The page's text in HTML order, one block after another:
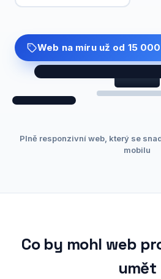
Portfolio
Inspirace - Ukázky
O mně
Blog
Kontakt
Konzultace online
Web na míru už od 15
Plně responzivní web, který se
mobilu
Co by mohl web
umět